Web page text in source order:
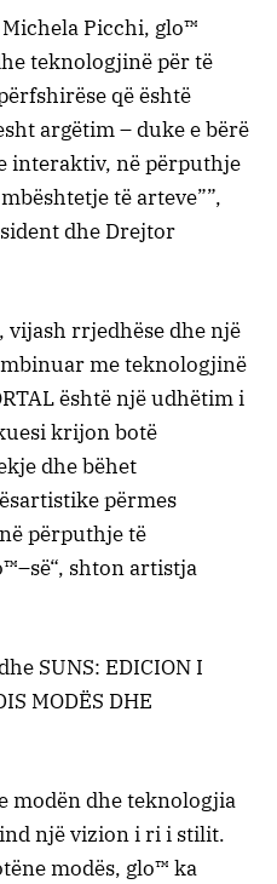
Michela Picchi, glo™
teknologjinëpërtë
qëështë
argëtim–dukeebërë
interaktiv, nëpërputhje
mbështetjetëarteve””,
dhe Drejtor
, vijash rrjedhësedhenjë
meteknologjinë
ështënjëudhëtimi
krijonbotë
dhebëhet
artistikepërmes
nëpërputhjetë
–së“, shtonartistja
SUNS: EDICION I
MODËS DHE
modëndheteknologjia
njëvizionirii stilit.
emodës, glo™ ka